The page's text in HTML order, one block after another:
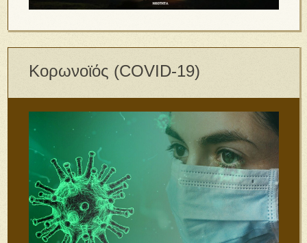
Κορωνοϊός (COVID-19)